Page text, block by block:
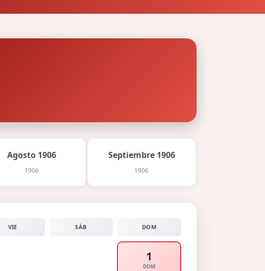
Agosto 1906
1906
Septiembre 1906
1906
VIE SÁB DOM
1
DOM